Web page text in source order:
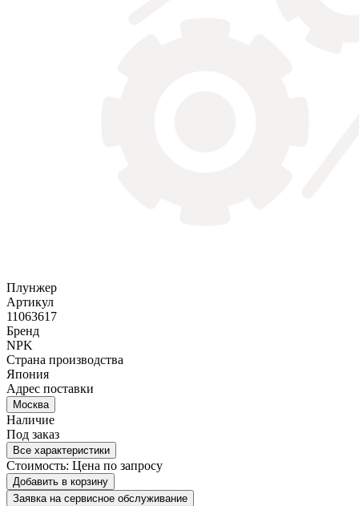
Плунжер
Артикул
11063617
Бренд
NPK
Страна производства
Япония
Адрес поставки
Москва
Наличие
Под заказ
Все характеристики
Стоимость: Цена по запросу
Добавить в корзину
Заявка на сервисное обслуживание